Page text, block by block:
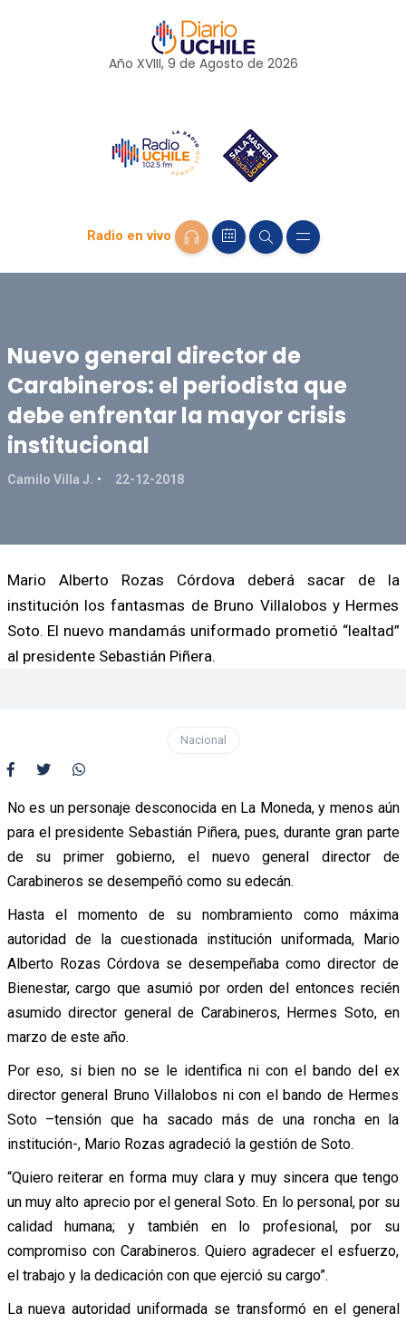
Año XVIII, 9 de Agosto de 2026
Radio en vivo
Nuevo general director de
Carabineros: el periodista que
debe enfrentar la mayor crisis
institucional
Camilo Villa J. 22-12-2018
Mario Alberto Rozas Córdova deberá sacar de la
institución los fantasmas de Bruno Villalobos y Hermes
Soto. El nuevo mandamás uniformado prometió “lealtad”
al presidente Sebastián Piñera.
Nacional
No es un personaje desconocida en La Moneda, y menos aún
para el presidente Sebastián Piñera, pues, durante gran parte
de su primer gobierno, el nuevo general director de
Carabineros se desempeñó como su edecán.
Hasta el momento de su nombramiento como máxima
autoridad de la cuestionada institución uniformada, Mario
Alberto Rozas Córdova se desempeñaba como director de
Bienestar, cargo que asumió por orden del entonces recién
asumido director general de Carabineros, Hermes Soto, en
marzo de este año.
Por eso, si bien no se le identifica ni con el bando del ex
director general Bruno Villalobos ni con el bando de Hermes
Soto –tensión que ha sacado más de una roncha en la
institución-, Mario Rozas agradeció la gestión de Soto.
“Quiero reiterar en forma muy clara y muy sincera que tengo
un muy alto aprecio por el general Soto. En lo personal, por su
calidad humana; y también en lo profesional, por su
compromiso con Carabineros. Quiero agradecer el esfuerzo,
el trabajo y la dedicación con que ejerció su cargo”.
La nueva autoridad uniformada se transformó en el general